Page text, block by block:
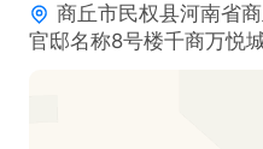
工作时间：10点-22点，
职位福利：提供包吃包住
带薪培训机会，还有节
商丘市民权县河南省
官邸名称8号楼千商万悦